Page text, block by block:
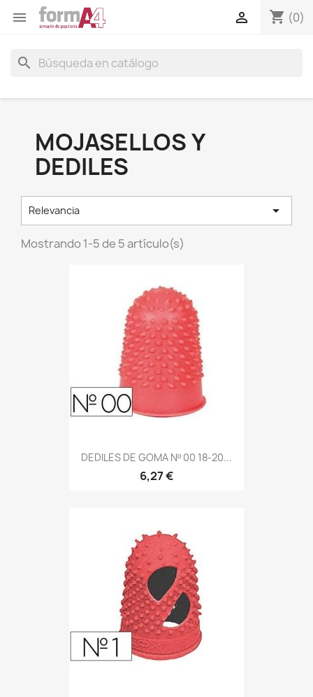
 shopping_cart (0)

search
MOJASELLOS Y
DEDILES
Relevancia 
Mostrando 1-5 de 5 artículo(s)
DEDILES DE GOMA Nº 00 18-20...
6,27 €